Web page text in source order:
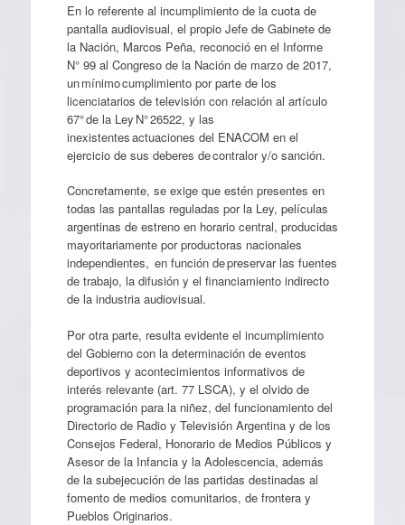
En lo referente al incumplimiento de la cuota de
pantalla audiovisual, el propio Jefe de Gabinete de
la Nación, Marcos Peña, reconoció en el Informe
N° 99 al Congreso de la Nación de marzo de 2017,
un mínimo cumplimiento por parte de los
licenciatarios de televisión con relación al artículo
67° de la Ley N° 26522, y las
inexistentes actuaciones del ENACOM en el
ejercicio de sus deberes de contralor y/o sanción.
Concretamente, se exige que estén presentes en
todas las pantallas reguladas por la Ley, películas
argentinas de estreno en horario central, producidas
mayoritariamente por productoras nacionales
independientes, en función de preservar las fuentes
de trabajo, la difusión y el financiamiento indirecto
de la industria audiovisual.
Por otra parte, resulta evidente el incumplimiento
del Gobierno con la determinación de eventos
deportivos y acontecimientos informativos de
interés relevante (art. 77 LSCA), y el olvido de
programación para la niñez, del funcionamiento del
Directorio de Radio y Televisión Argentina y de los
Consejos Federal, Honorario de Medios Públicos y
Asesor de la Infancia y la Adolescencia, además
de la subejecución de las partidas destinadas al
fomento de medios comunitarios, de frontera y
Pueblos Originarios.